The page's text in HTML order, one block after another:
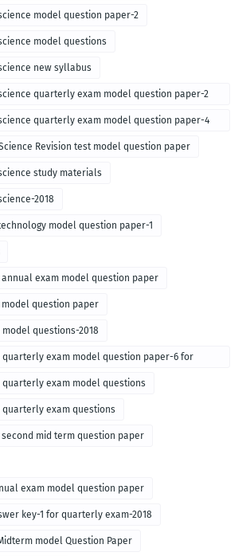
model question paper-2
model questions
new syllabus
quarterly exam model question paper-2
quarterly exam model question paper-4
Revision test model question paper
study materials
2018
model question paper-1
annual exam model question paper
model question paper
questions-2018
quarterly exam model question paper-6 for
quarterly exam model questions
quarterly exam questions
second mid term question paper
exam model question paper
key-1 for quarterly exam-2018
model Question Paper